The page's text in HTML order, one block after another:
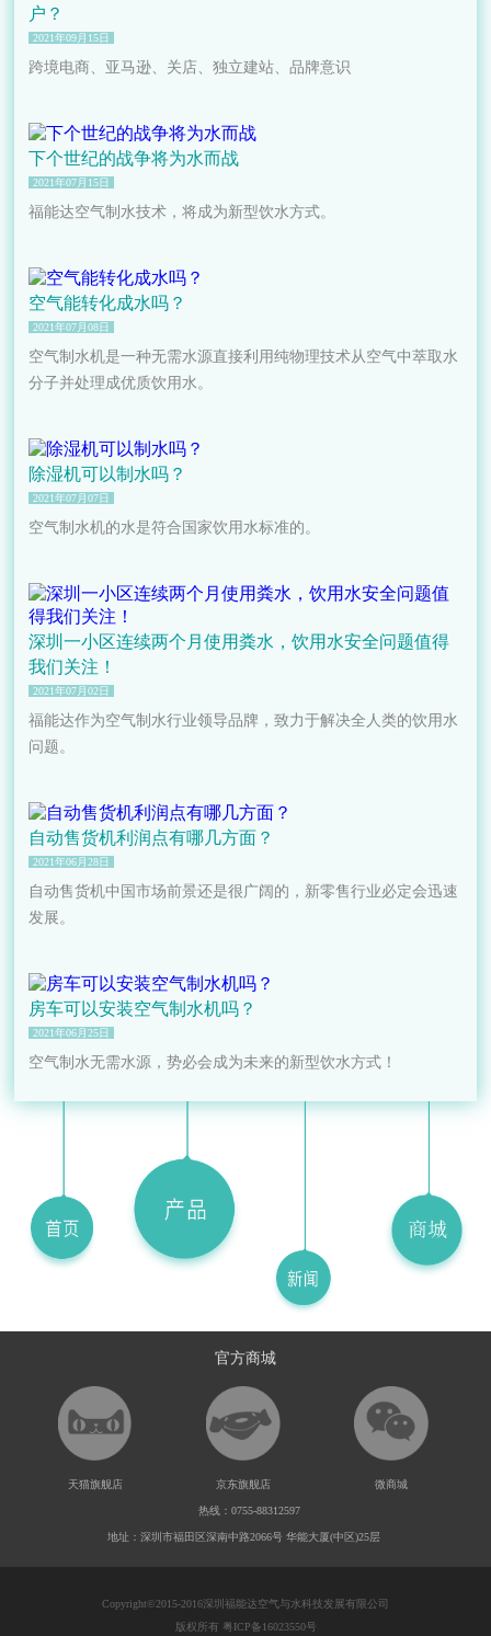
户？
2021年09月15日
跨境电商、亚马逊、关店、独立建站、品牌意识
下个世纪的战争将为水而战
2021年07月15日
福能达空气制水技术，将成为新型饮水方式。
空气能转化成水吗？
2021年07月08日
空气制水机是一种无需水源直接利用纯物理技术从空气中萃取水
分子并处理成优质饮用水。
除湿机可以制水吗？
2021年07月07日
空气制水机的水是符合国家饮用水标准的。
深圳一小区连续两个月使用粪水，饮用水安全问题值得
我们关注！
2021年07月02日
福能达作为空气制水行业领导品牌，致力于解决全人类的饮用水
问题。 ​
自动售货机利润点有哪几方面？
2021年06月28日
自动售货机中国市场前景还是很广阔的，新零售行业必定会迅速
发展。
房车可以安装空气制水机吗？
2021年06月25日
空气制水无需水源，势必会成为未来的新型饮水方式！
官方商城
天猫旗舰店 京东旗舰店 微商城
热线：0755-88312597
地址：深圳市福田区深南中路2066号 华能大厦(中区)25层
Copyright©2015-2016深圳福能达空气与水科技发展有限公司
版权所有 粤ICP备16023550号